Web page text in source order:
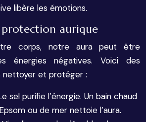
libère les émotions.
aurique
corps, notre aura peut être
énergies négatives. Voici des
nettoyer et protéger :
sel purifie l’énergie. Un bain chaud
ou de mer nettoie l’aura.